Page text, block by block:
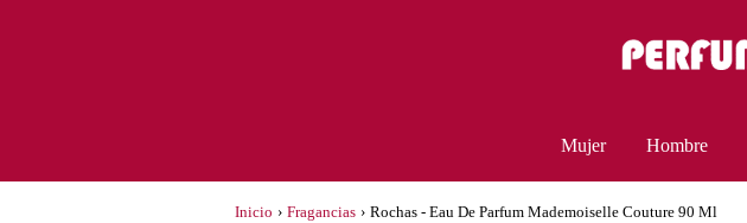
Mujer Hombre
Inicio › Fragancias › Rochas - Eau De Parfum Mademoiselle Couture 90 Ml